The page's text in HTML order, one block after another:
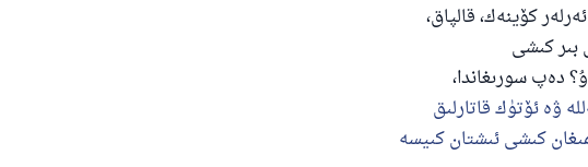
كۆينەك، قالپاق،
بىر كىشى
دەپ سورىغاندا،
ۋە ئۆتۈك قاتارلىق
كىشى ئىشتان كىيسە
ئائىلىنى